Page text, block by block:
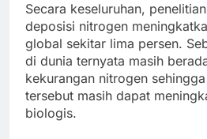
Secara keseluruhan,
deposisi nitrogen
global sekitar lima persen.
di dunia ternyata masih
kekurangan nitrogen
tersebut masih dapat
biologis.